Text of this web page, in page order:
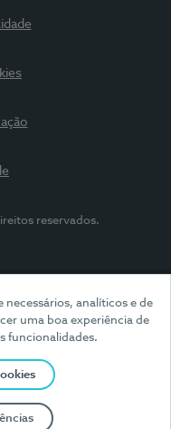
analíticos e de
uma boa experiência de
funcionalidades.
reservados.